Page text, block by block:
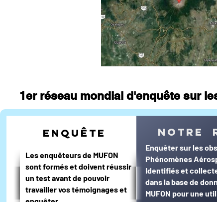
Surveillance du ciel Wall
1er réseau mondial d'enquête sur
enquête
Les enquêteurs de MUFON
sont formés et doivent réussir
un test avant de pouvoir
travailler vos témoignages et
notre
Enquêter sur les
Phénomènes
Identifiés et
dans la base de
MUFON pour une